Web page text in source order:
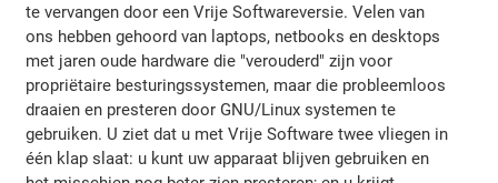
te vervangen door een Vrije Softwareversie. Velen van
ons hebben gehoord van laptops, netbooks en desktops
met jaren oude hardware die "verouderd" zijn voor
propriëtaire besturingssystemen, maar die probleemloos
draaien en presteren door GNU/Linux systemen te
gebruiken. U ziet dat u met Vrije Software twee vliegen in
één klap slaat: u kunt uw apparaat blijven gebruiken en